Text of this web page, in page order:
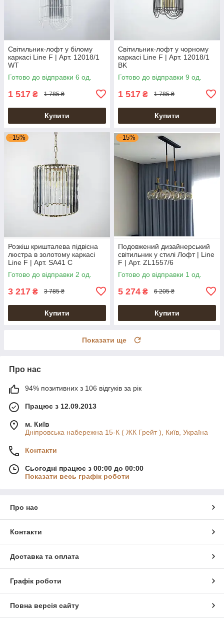
Світильник-лофт у білому
каркасі Line F | Арт. 12018/1
WT
Готово до відправки 6 од.
1 517 ₴ 1 785 ₴
Купити
Світильник-лофт у чорному
каркасі Line F | Арт. 12018/1
BK
Готово до відправки 9 од.
1 517 ₴ 1 785 ₴
Купити
–15%
Розкіш кришталева підвісна
люстра в золотому каркасі
Line F | Арт. SA41 C
Готово до відправки 2 од.
3 217 ₴ 3 785 ₴
Купити
–15%
Подовжений дизайнерський
світильник у стилі Лофт | Line
F | Арт. ZL1557/6
Готово до відправки 1 од.
5 274 ₴ 6 205 ₴
Купити
Показати ще
Про нас
94% позитивних з 106 відгуків за рік
Працює з 12.09.2013
м. Київ
Дніпровська набережна 15-К ( ЖК Грейт ), Київ, Україна
Контакти
Сьогодні працює з 00:00 до 00:00
Показати весь графік роботи
Про нас
Контакти
Доставка та оплата
Графік роботи
Повна версія сайту